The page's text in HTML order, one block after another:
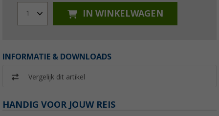
1 IN WINKELWAGEN
INFORMATIE & DOWNLOADS
Vergelijk dit artikel
HANDIG VOOR JOUW REIS